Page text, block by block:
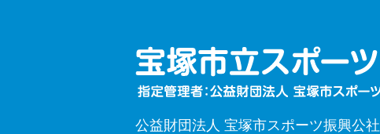
公益財団法人 宝塚市スポーツ振興公社